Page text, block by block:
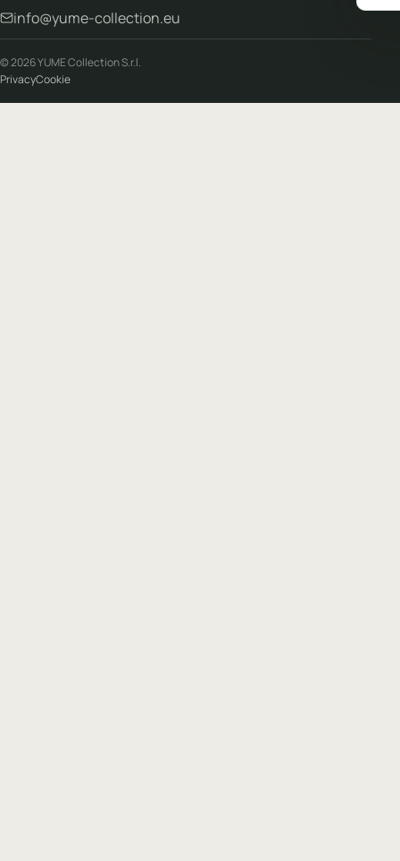
info@yume-collection.eu
© 2026 YUME Collection S.r.l.
PrivacyCookie